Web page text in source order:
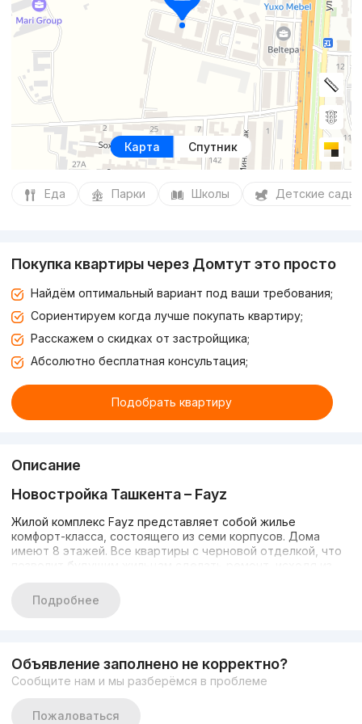
Карта Спутник
Еда Парки Школы Детские сады
Покупка квартиры через Домтут это просто
Найдём оптимальный вариант под ваши требования;
Сориентируем когда лучше покупать квартиру;
Расскажем о скидках от застройщика;
Абсолютно бесплатная консультация;
Подобрать квартиру
Описание
Новостройка Ташкента – Fayz
Жилой комплекс Fayz представляет собой жилье
комфорт-класса, состоящего из семи корпусов. Дома
имеют 8 этажей. Все квартиры с черновой отделкой, что
позволит будущим жильцам сделать ремонт, исходя из
районе города Ташкент.
Жилой комплекс находится в тихом и спокойном районе.
Он понравится тем, кто устал от шума города и ищет
тишину и уединение. Однако в непосредственной
парк аттракционов, Havas, Makro и другие объекты
Подробнее
Объявление заполнено не корректно?
Сообщите нам и мы разберёмся в проблеме
Пожаловаться